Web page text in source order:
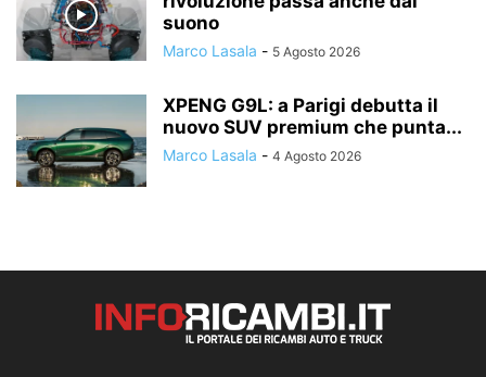
suono
Marco Lasala - 5 Agosto 2026
XPENG G9L: a Parigi debutta il
nuovo SUV premium che punta...
Marco Lasala - 4 Agosto 2026